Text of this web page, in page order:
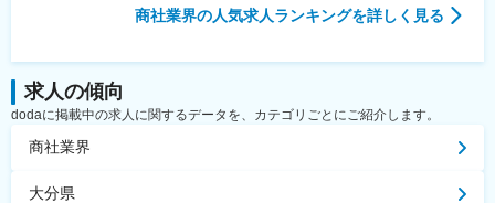
商社業界の人気求人ランキングを詳しく見る
求人の傾向
dodaに掲載中の求人に関するデータを、カテゴリごとにご紹介します。
商社業界
大分県